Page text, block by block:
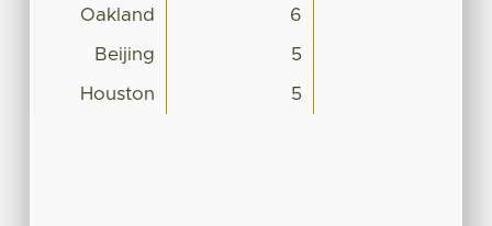
Oakland 6
Beijing 5
Houston 5